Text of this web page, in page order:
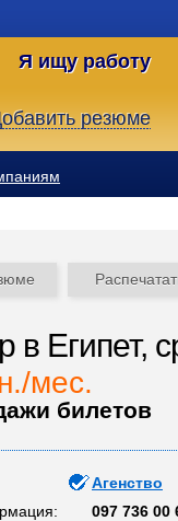
Я ищу работу
резюме
в Египет,
мес.
билетов
Агенство
097 736 00